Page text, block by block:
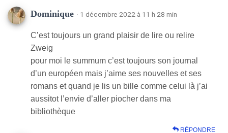
Dominique · 1 décembre 2022 à 11 h 28 min
C’est toujours un grand plaisir de lire ou relire
Zweig
pour moi le summum c’est toujours son journal
d’un européen mais j’aime ses nouvelles et ses
romans et quand je lis un bille comme celui là j’ai
aussitot l’envie d’aller piocher dans ma
bibliothèque
RÉPONDRE